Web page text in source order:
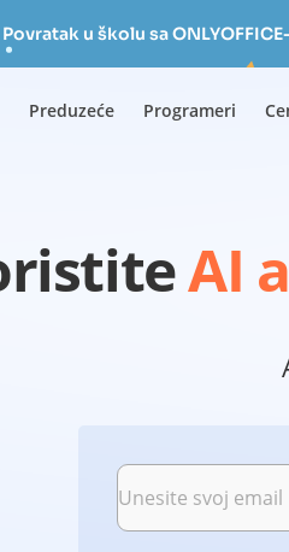
Povratak u školu sa
Preduzeće Programeri
AI
Unesite svoj email